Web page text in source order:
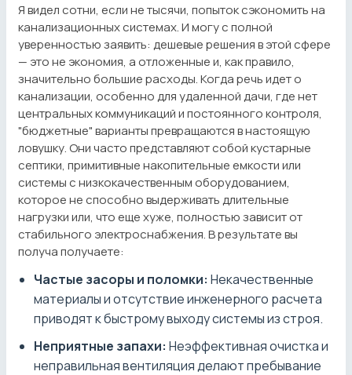
Я видел сотни, если не тысячи, попыток сэкономить на
канализационных системах. И могу с полной
уверенностью заявить: дешевые решения в этой сфере
— это не экономия, а отложенные и, как правило,
значительно большие расходы. Когда речь идет о
канализации, особенно для удаленной дачи, где нет
центральных коммуникаций и постоянного контроля,
"бюджетные" варианты превращаются в настоящую
ловушку. Они часто представляют собой кустарные
септики, примитивные накопительные емкости или
системы с низкокачественным оборудованием,
которое не способно выдерживать длительные
нагрузки или, что еще хуже, полностью зависит от
стабильного электроснабжения. В результате вы
получа получаете:
Частые засоры и поломки: Некачественные
материалы и отсутствие инженерного расчета
приводят к быстрому выходу системы из строя.
Неприятные запахи: Неэффективная очистка и
неправильная вентиляция делают пребывание